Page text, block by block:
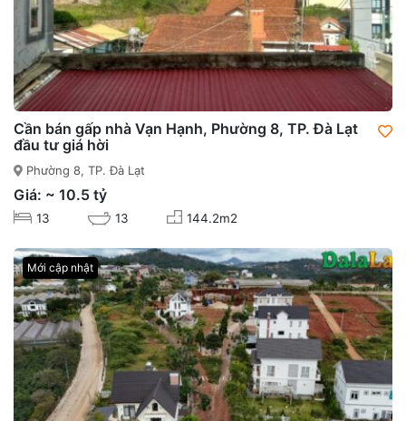
Cần bán gấp nhà Vạn Hạnh, Phường 8, TP. Đà Lạt
đầu tư giá hời
Phường 8, TP. Đà Lạt
Giá: ~ 10.5 tỷ
13 13 144.2m2
Mới cập nhật